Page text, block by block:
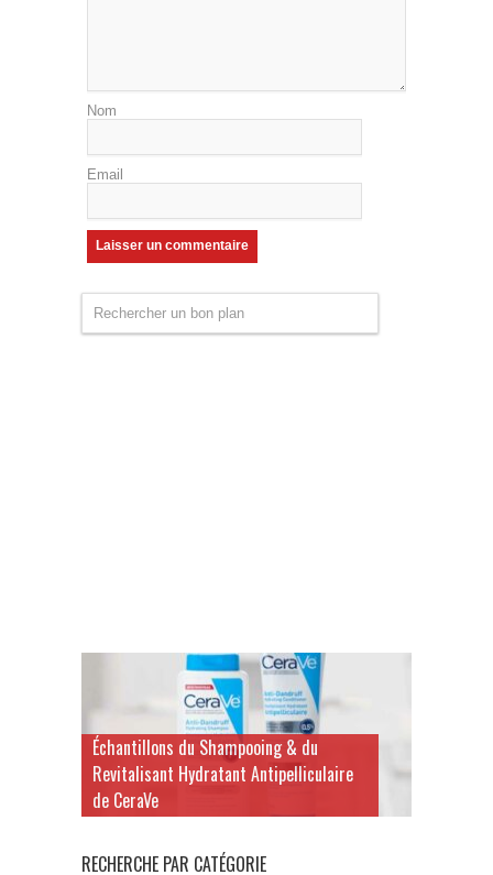
Nom
Email
Échantillons du Shampooing & du
Revitalisant Hydratant Antipelliculaire
de CeraVe
RECHERCHE PAR CATÉGORIE